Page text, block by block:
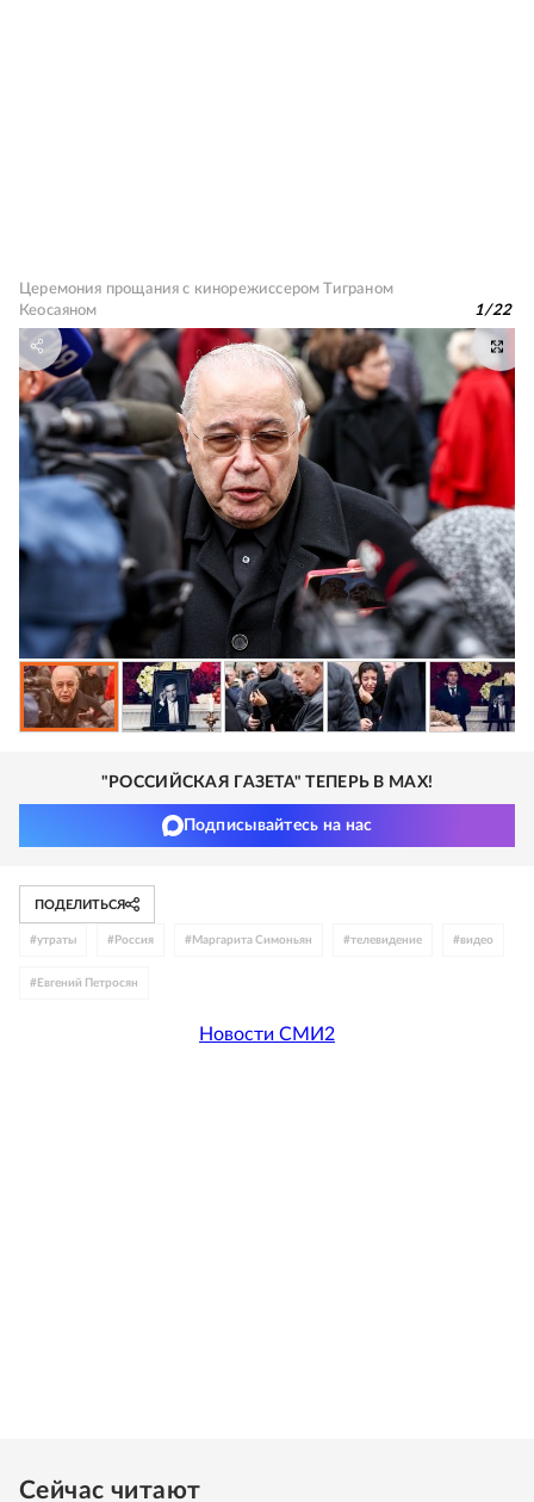
Церемония прощания с кинорежиссером Тиграном
Кеосаяном
1/22
"РОССИЙСКАЯ ГАЗЕТА" ТЕПЕРЬ В MAX!
Подписывайтесь на нас
ПОДЕЛИТЬСЯ
#утраты # Россия # Маргарита Симоньян #телевидение #видео
# Евгений Петросян
Новости СМИ2
Сейчас читают